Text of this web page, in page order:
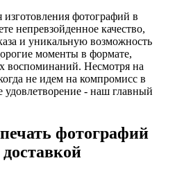
фотографий в
непревзойденное качество,
и уникальную возможность
моменты в формате,
воспоминаний. Несмотря на
не идем на компромисс в
удовлетворение - наш главный
фотографий